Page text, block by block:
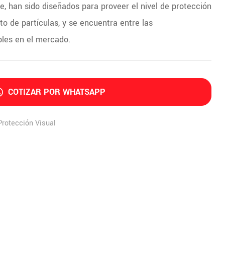
han sido diseñados para proveer el nivel de protección
de partículas, y se encuentra entre las
en el mercado.
COTIZAR POR WHATSAPP
Visual